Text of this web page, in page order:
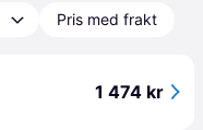
Pris med frakt
1 474 kr